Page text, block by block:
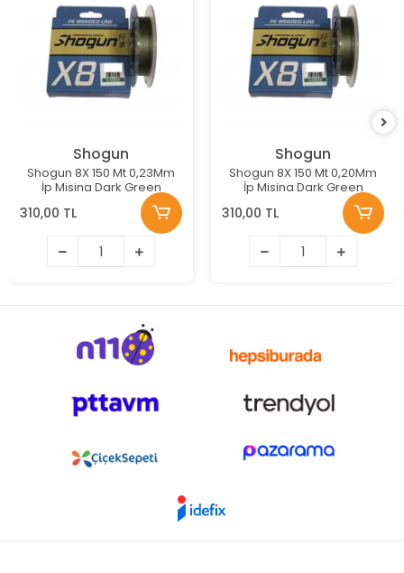
Shogun
Shogun 8X 150 Mt 0,23Mm
İp Misina Dark Green
310,00 TL
Shogun
Shogun 8X 150 Mt 0,20Mm
İp Misina Dark Green
310,00 TL